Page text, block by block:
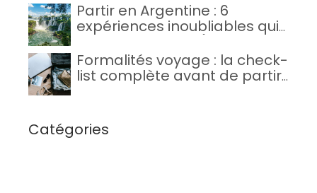
Partir en Argentine : 6
expériences inoubliables qui
itinéraire conseillé)
Formalités voyage : la check-
list complète avant de partir
Catégories